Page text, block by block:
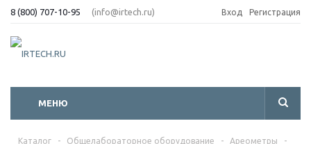
8 (800) 707-10-95 (info@irtech.ru) Вход Регистрация
МЕНЮ
Каталог - Общелабораторное оборудование - Ареометры
-